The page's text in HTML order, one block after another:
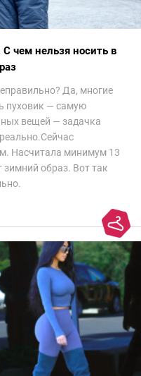
чем нельзя носить в
Да, многие
пуховик — самую
вещей — задачка
Насчитала минимум 13
зимний образ. Вот так